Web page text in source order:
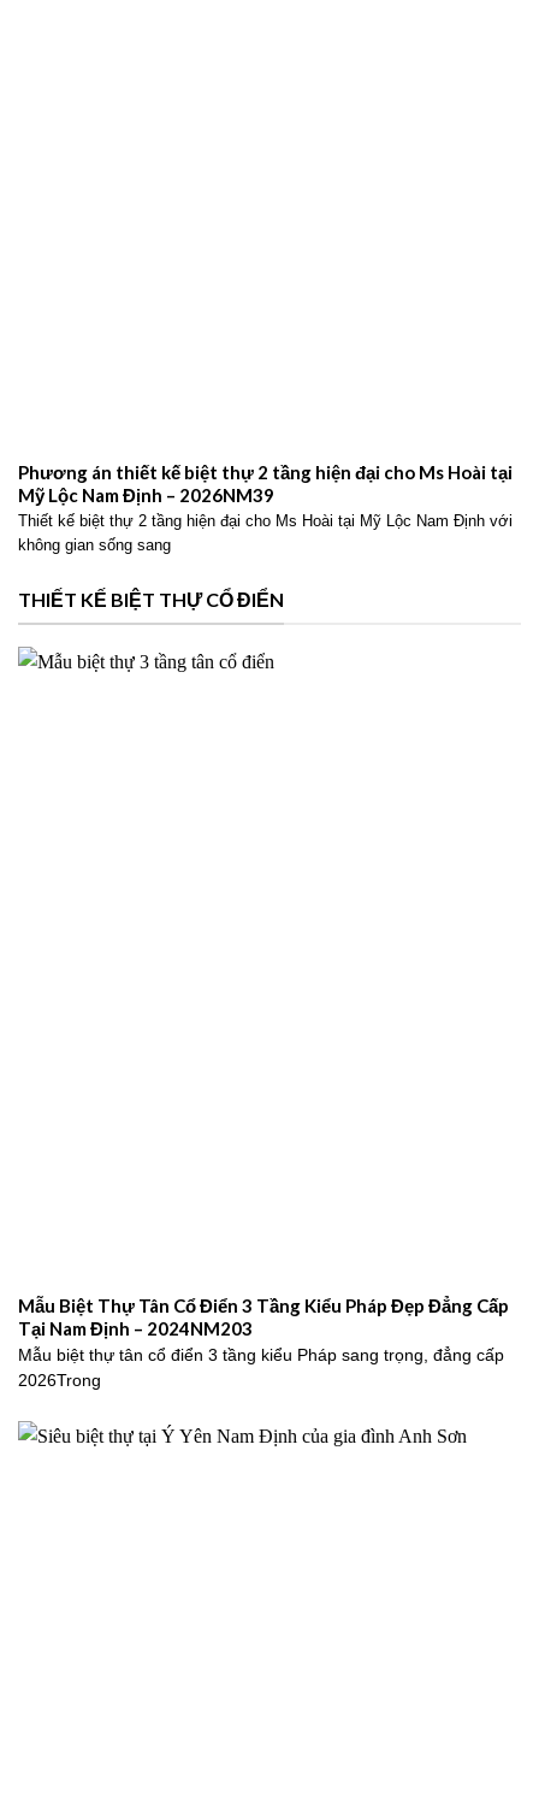
Phương án thiết kế biệt thự 2 tầng hiện đại cho Ms Hoài tại
Mỹ Lộc Nam Định – 2026NM39
Thiết kế biệt thự 2 tầng hiện đại cho Ms Hoài tại Mỹ Lộc Nam Định với
không gian sống sang
THIẾT KẾ BIỆT THỰ CỔ ĐIỂN
Mẫu Biệt Thự Tân Cổ Điển 3 Tầng Kiểu Pháp Đẹp Đẳng Cấp
Tại Nam Định – 2024NM203
Mẫu biệt thự tân cổ điển 3 tầng kiểu Pháp sang trọng, đẳng cấp
2026Trong